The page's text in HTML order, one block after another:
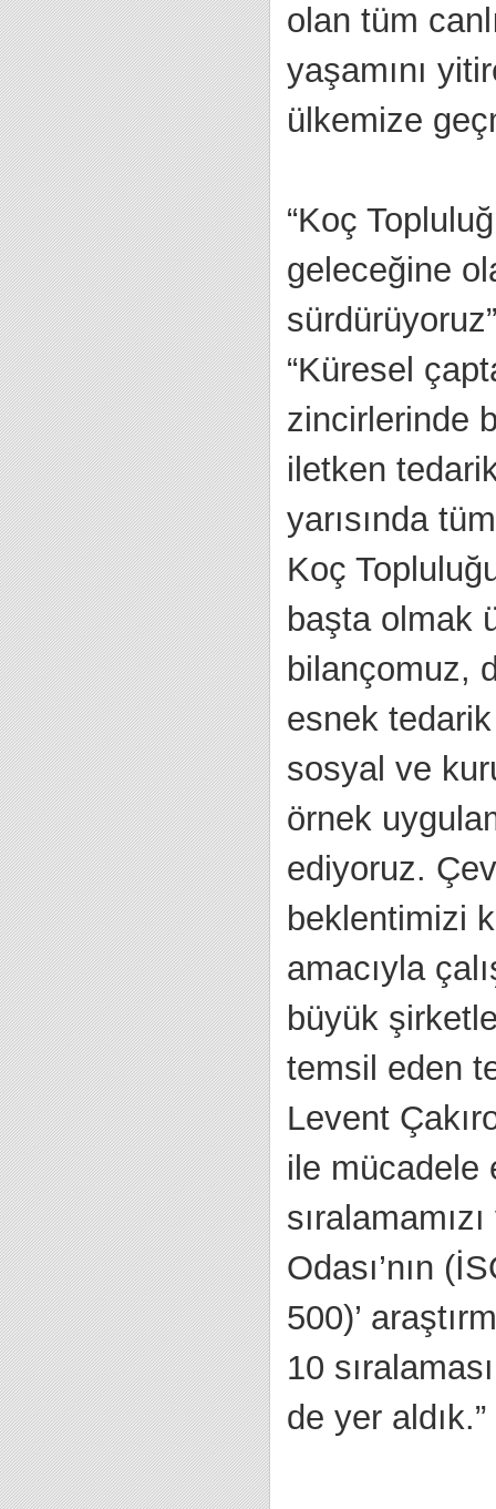
olan tüm
yaşamını
ülkemize
“Koç
geleceğine
“Küresel
zincirlerinde
iletken
yarısında
Koç
başta olmak
bilançomuz,
esnek
sosyal ve
örnek
ediyoruz.
beklentimizi
amacıyla
büyük
temsil eden
Levent
ile mücadele
Odası’nın
500)’
10
de yer aldık.”